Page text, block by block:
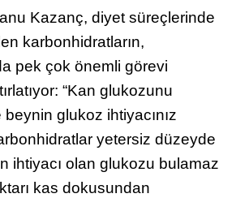
Kazanç, diyet süreçlerinde
karbonhidratların,
pek çok önemli görevi
“Kan glukozunu
glukoz ihtiyacınız
yetersiz düzeyde
ihtiyacı olan glukozu bulamaz
kas dokusundan